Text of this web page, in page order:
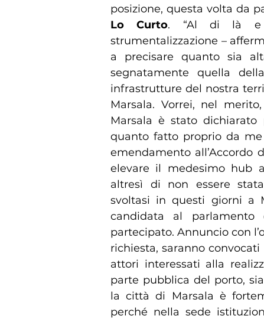
posizione, questa volta da
Lo Curto. “Al di là e
strumentalizzazione –
a precisare quanto sia
segnatamente quella
infrastrutture del nostra
Marsala. Vorrei, nel
Marsala è stato
quanto fatto proprio da
emendamento all’Accordo
elevare il medesimo hub
altresì di non essere
svoltasi in questi giorni a
candidata al parlamento
partecipato. Annuncio con
richiesta, saranno
attori interessati alla
parte pubblica del porto,
la città di Marsala è
perché nella sede